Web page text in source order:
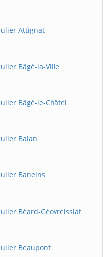
Attignat
Bâgé-la-Ville
Bâgé-le-Châtel
Balan
Baneins
Béard-Géovreissiat
Beaupont